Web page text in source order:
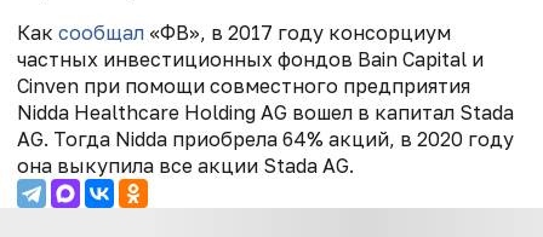
Как сообщал «ФВ», в 2017 году консорциум
частных инвестиционных фондов Bain Capital и
Cinven при помощи совместного предприятия
Nidda Healthcare Holding AG вошел в капитал Stada
AG. Тогда Nidda приобрела 64% акций, в 2020 году
она выкупила все акции Stada AG.